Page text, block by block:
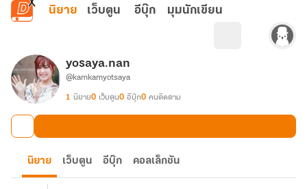
ข้ามไปยังเนื้อหาหลัก
นิยาย เว็บตูน อีบุ๊ก มุมนักเขียน
yosaya.nan
@kamkamyotsaya
1 นิยาย0 เว็บตูน0 อีบุ๊ก0 คนติดตาม
นิยาย เว็บตูน อีบุ๊ก คอลเล็กชัน